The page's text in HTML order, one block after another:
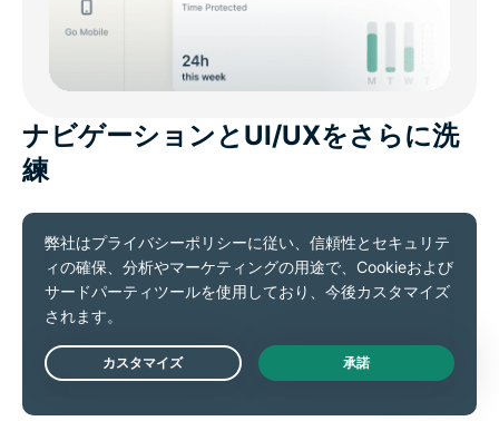
ナビゲーションとUI/UXをさらに洗
練
Settings、Help、Add-ons、Profileへ素早くアクセス
できる右側スライドインパネル
より滑らかで自然なアニメーション
環境に応じて最適化されるスクロール挙動
見やすさを高めた余白設計とレイアウト
Live Chat